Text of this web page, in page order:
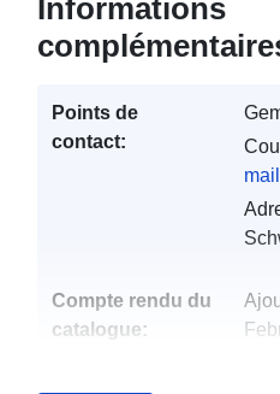
Informations
Points de
contact:
Compte rendu du
catalogue: